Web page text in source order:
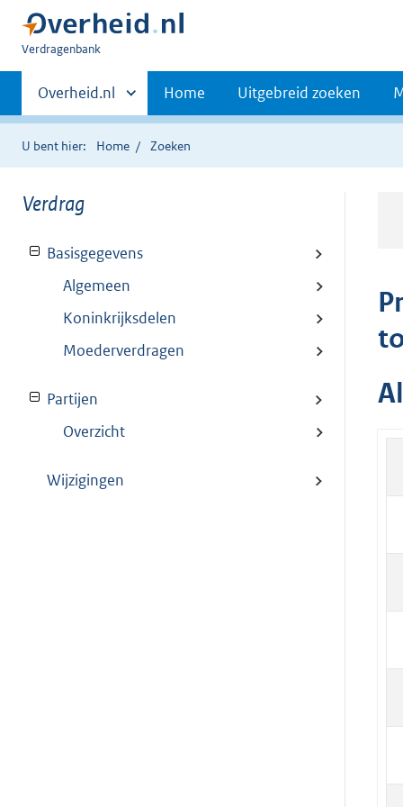
U
hier:
Verdragenbank
Primaire
navigatie
Andere
sites
binnen
Overheid.nl Home Uitgebreid zoeken
U bent hier: Home Zoeken
Verdrag
Basisgegevens
Algemeen
Koninkrijksdelen
Moederverdragen
Partijen
Overzicht
Wijzigingen